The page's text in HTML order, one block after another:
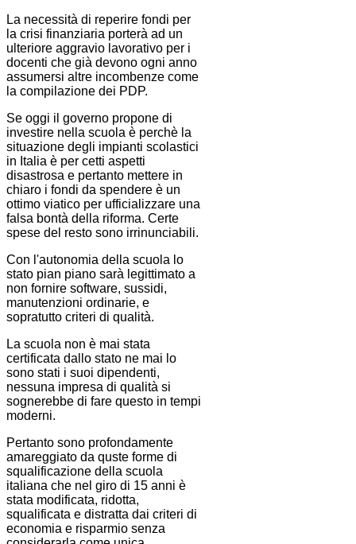
La necessità di reperire fondi per
la crisi finanziaria porterà ad un
ulteriore aggravio lavorativo per i
docenti che già devono ogni anno
assumersi altre incombenze come
la compilazione dei PDP.
Se oggi il governo propone di
investire nella scuola è perchè la
situazione degli impianti scolastici
in Italia è per cetti aspetti
disastrosa e pertanto mettere in
chiaro i fondi da spendere è un
ottimo viatico per ufficializzare una
falsa bontà della riforma. Certe
spese del resto sono irrinunciabili.
Con l'autonomia della scuola lo
stato pian piano sarà legittimato a
non fornire software, sussidi,
manutenzioni ordinarie, e
sopratutto criteri di qualità.
La scuola non è mai stata
certificata dallo stato ne mai lo
sono stati i suoi dipendenti,
nessuna impresa di qualità si
sognerebbe di fare questo in tempi
moderni.
Pertanto sono profondamente
amareggiato da quste forme di
squalificazione della scuola
italiana che nel giro di 15 anni è
stata modificata, ridotta,
squalificata e distratta dai criteri di
economia e risparmio senza